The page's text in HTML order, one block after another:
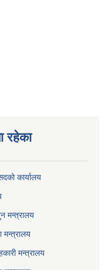
रहेका
कार्यालय
मन्त्रालय
मन्त्रालय
मन्त्रालय